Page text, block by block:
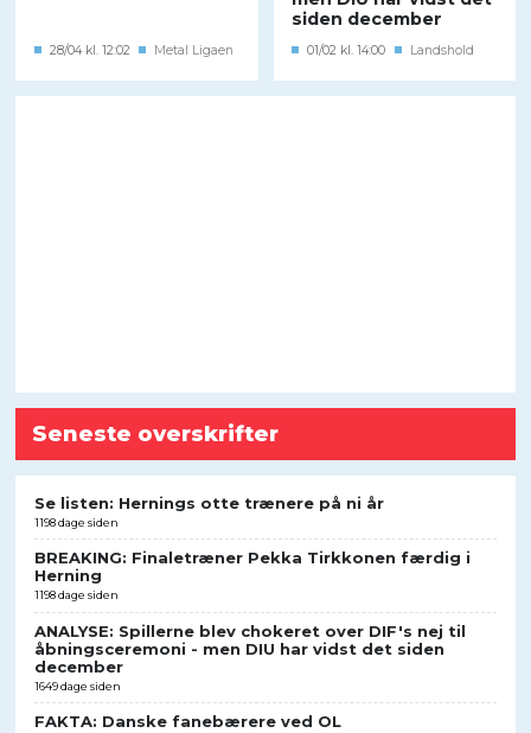
28/04 kl. 12:02 Metal Ligaen
siden december
01/02 kl. 14:00 Landshold
Seneste overskrifter
Se listen: Hernings otte trænere på ni år
1198 dage siden
BREAKING: Finaletræner Pekka Tirkkonen færdig i
Herning
1198 dage siden
ANALYSE: Spillerne blev chokeret over DIF's nej til
åbningsceremoni - men DIU har vidst det siden
december
1649 dage siden
FAKTA: Danske fanebærere ved OL